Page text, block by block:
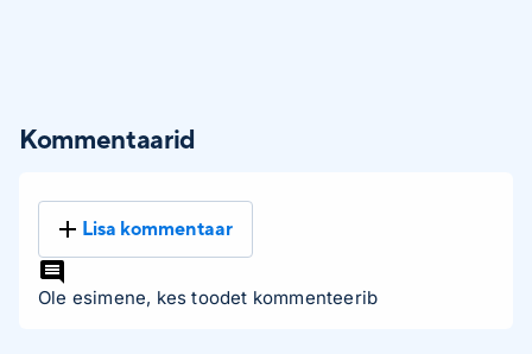
Kommentaarid
Lisa kommentaar
Ole esimene, kes toodet kommenteerib